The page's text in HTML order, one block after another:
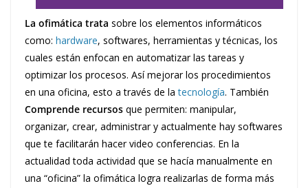
La ofimática trata sobre los elementos informáticos
como: hardware, softwares, herramientas y técnicas, los
cuales están enfocan en automatizar las tareas y
optimizar los procesos. Así mejorar los procedimientos
en una oficina, esto a través de latecnología. También
Comprende recursos que permiten: manipular,
organizar, crear, administrar y actualmente hay softwares
que te facilitarán hacer video conferencias. En la
actualidad toda actividad que se hacía manualmente en
una “oficina” la ofimática logra realizarlas de forma más